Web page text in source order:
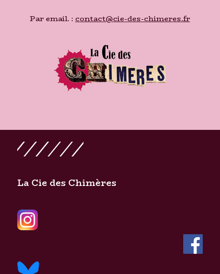
Par email. : contact@cie-des-chimeres.fr
La Cie des Chimères